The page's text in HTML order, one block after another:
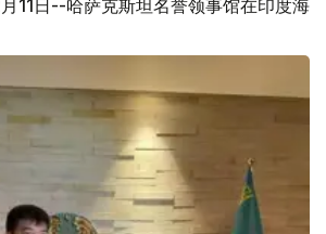
11日--哈萨克斯坦名誉领事馆在印度海